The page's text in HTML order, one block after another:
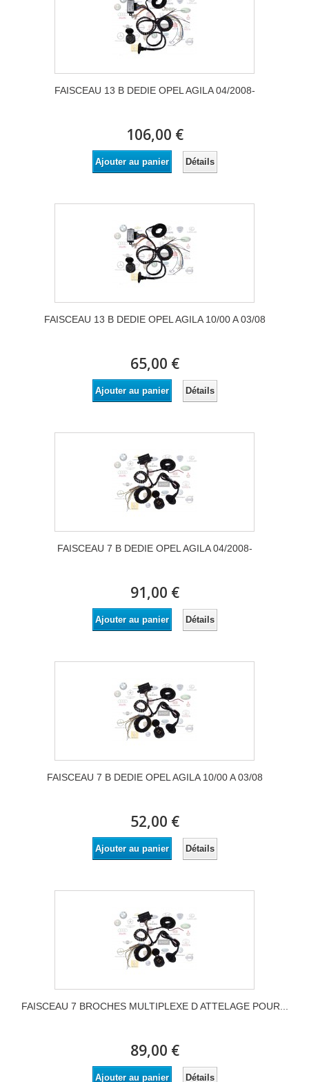
FAISCEAU 13 B DEDIE OPEL AGILA 04/2008-
106,00 €
Ajouter au panier Détails
FAISCEAU 13 B DEDIE OPEL AGILA 10/00 A 03/08
65,00 €
Ajouter au panier Détails
FAISCEAU 7 B DEDIE OPEL AGILA 04/2008-
91,00 €
Ajouter au panier Détails
FAISCEAU 7 B DEDIE OPEL AGILA 10/00 A 03/08
52,00 €
Ajouter au panier Détails
FAISCEAU 7 BROCHES MULTIPLEXE D ATTELAGE POUR...
89,00 €
Ajouter au panier Détails